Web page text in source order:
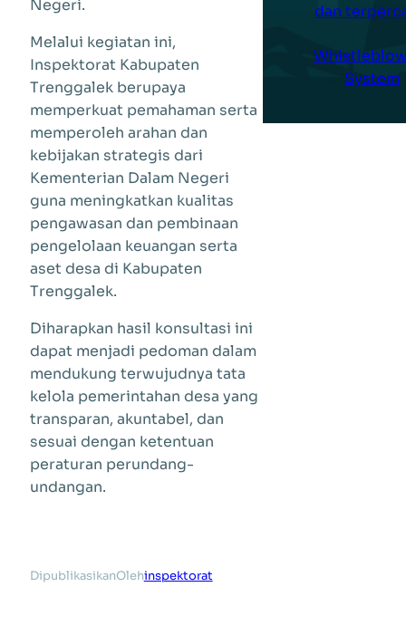
Negeri.
Melalui kegiatan ini,
Inspektorat Kabupaten
Trenggalek berupaya
memperkuat pemahaman serta
memperoleh arahan dan
kebijakan strategis dari
Kementerian Dalam Negeri
guna meningkatkan kualitas
pengawasan dan pembinaan
pengelolaan keuangan serta
aset desa di Kabupaten
Trenggalek.
Diharapkan hasil konsultasi ini
dapat menjadi pedoman dalam
mendukung terwujudnya tata
kelola pemerintahan desa yang
transparan, akuntabel, dan
sesuai dengan ketentuan
peraturan perundang-
undangan.
DipublikasikanOlehinspektorat
dan
System